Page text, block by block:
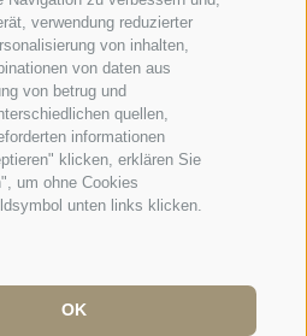
verwendung reduzierter
von inhalten,
von daten aus
von betrug und
quellen,
informationen
klicken, erklären Sie
um ohne Cookies
unten links klicken.
OK